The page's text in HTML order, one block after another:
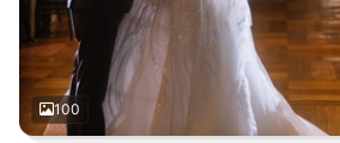
100